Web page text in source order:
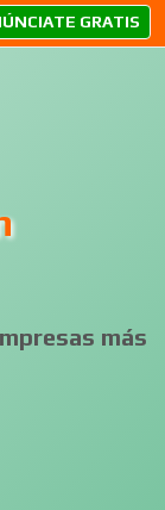
GRATIS
más